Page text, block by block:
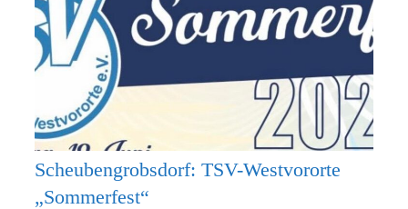
Scheubengrobsdorf: TSV-Westvororte
„Sommerfest“